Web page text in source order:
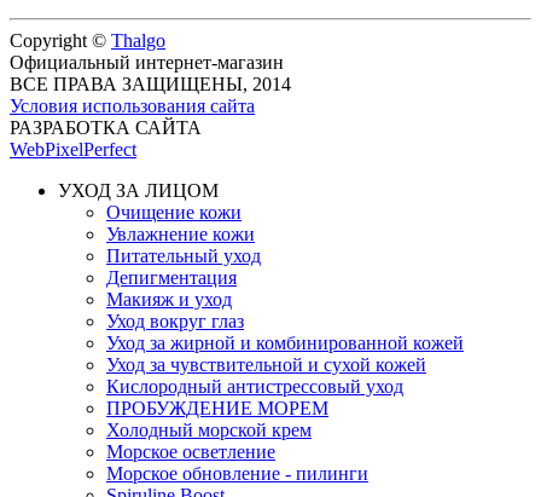
Copyright © Thalgo
Официальный интернет-магазин
ВСЕ ПРАВА ЗАЩИЩЕНЫ, 2014
Условия использования сайта
РАЗРАБОТКА САЙТА
WebPixelPerfect
УХОД ЗА ЛИЦОМ
Очищение кожи
Увлажнение кожи
Питательный уход
Депигментация
Макияж и уход
Уход вокруг глаз
Уход за жирной и комбинированной кожей
Уход за чувствительной и сухой кожей
Кислородный антистрессовый уход
ПРОБУЖДЕНИЕ МОРЕМ
Холодный морской крем
Морское осветление
Морское обновление - пилинги